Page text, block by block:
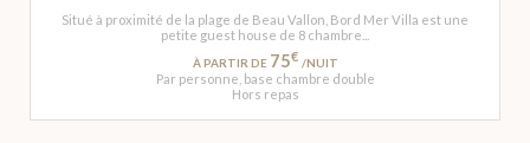
Situé à proximité de la plage de Beau Vallon, Bord Mer Villa est une
petite guest house de 8 chambre...
À PARTIR DE 75€ /NUIT
Par personne, base chambre double
Hors repas